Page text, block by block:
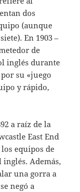
dos
(aunque
En 1903 –
de
inglés durante
su «juego
y rápido,
a raíz de la
East End
equipos de
Además,
una gorra a
negó a